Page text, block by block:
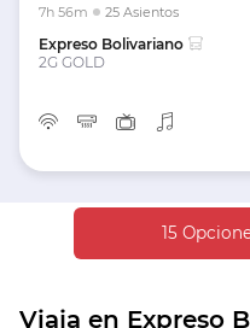
7h 56m 25 Asientos
Expreso Bolivariano
2G GOLD
15
Viaja en Expreso